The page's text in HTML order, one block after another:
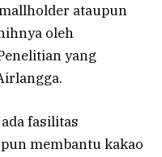
ataupun
oleh
yang
fasilitas
membantu kakao